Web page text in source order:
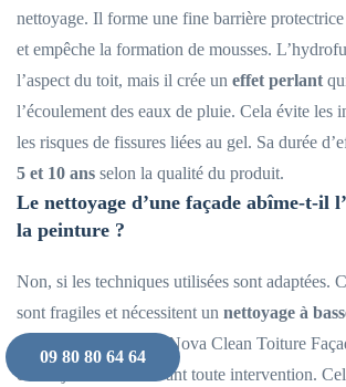
nettoyage. Il forme une fine barrière protectrice
et empêche la formation de mousses.
l’aspect du toit, mais il crée un effet perlant
l’écoulement des eaux de pluie. Cela évite les
les risques de fissures liées au gel. Sa durée
5 et 10 ans selon la qualité du produit.
Le nettoyage d’une façade abîme-t-il
la peinture ?
Non, si les techniques utilisées sont adaptées.
sont fragiles et nécessitent un nettoyage à
vapeur douce
. Chez Nova Clean Toiture
est toujours réalisé avant toute intervention.
09 80 80 64 64